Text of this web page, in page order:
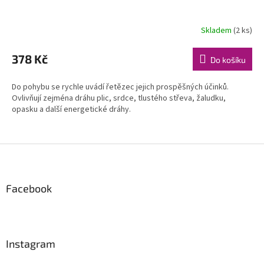
Skladem (2 ks)
378 Kč Do košíku
Do pohybu se rychle uvádí řetězec jejich prospěšných účinků.
Ovlivňují zejména dráhu plic, srdce, tlustého střeva, žaludku,
opasku a další energetické dráhy.
Facebook
Instagram